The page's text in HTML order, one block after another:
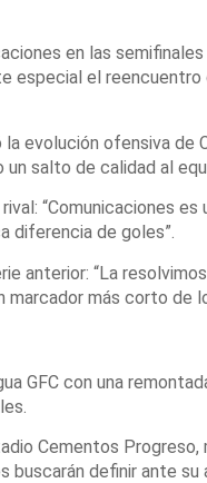
en las
especial el
evolución ofensiva de
salto de calidad al
“Comunicaciones
diferencia de goles”.
anterior: “La
marcador más corto de
GFC con una
Cementos
buscarán definir ante su